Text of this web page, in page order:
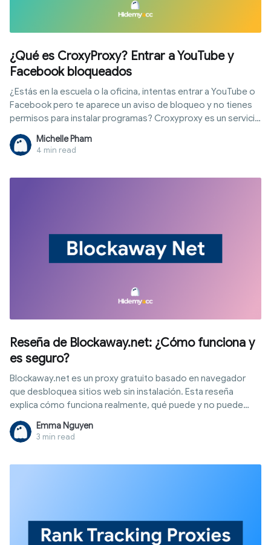
¿Qué es CroxyProxy? Entrar a YouTube y
Facebook bloqueados
¿Estás en la escuela o la oficina, intentas entrar a YouTube o
Facebook pero te aparece un aviso de bloqueo y no tienes
permisos para instalar programas? Croxyproxy es un servicio
de proxy web que te permite acceder a sitios restringidos
directamente desde el navegador sin instalar software. Este
artículo te guiará paso a paso sobre cómo usar CroxyProxy
Michelle Pham
4 min read
Reseña de Blockaway.net: ¿Cómo funciona y
es seguro?
Blockaway.net es un proxy gratuito basado en navegador
que desbloquea sitios web sin instalación. Esta reseña
explica cómo funciona realmente, qué puede y no puede
proteger, y cuándo necesitas una herramienta pensada para
proteger tu identidad de verdad.
Emma Nguyen
3 min read